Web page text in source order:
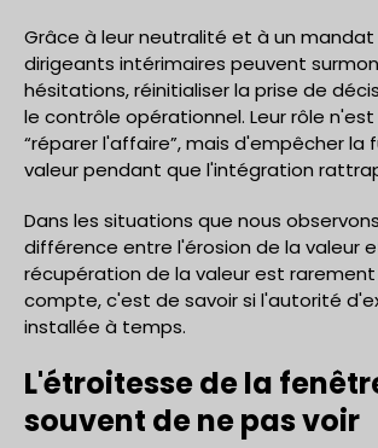
Grâce à leur neutralité et à un mandat
dirigeants intérimaires peuvent
hésitations, réinitialiser la prise de
le contrôle opérationnel. Leur rôle
“réparer l'affaire”, mais d'empêcher la
valeur pendant que l'intégration
Dans les situations que nous
différence entre l'érosion de la valeur
récupération de la valeur est rarement
compte, c'est de savoir si l'autorité
installée à temps.
L'étroitesse de la
souvent de ne pas voir